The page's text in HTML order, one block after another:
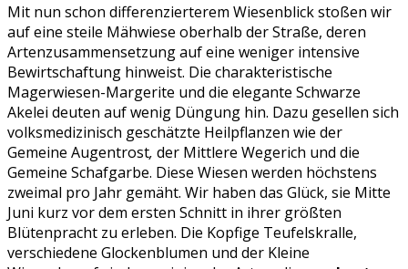
Mit nun schon differenzierterem Wiesenblick stoßen wir
auf eine steile Mähwiese oberhalb der Straße, deren
Artenzusammensetzung auf eine weniger intensive
Bewirtschaftung hinweist. Die charakteristische
Magerwiesen-Margerite und die elegante Schwarze
Akelei deuten auf wenig Düngung hin. Dazu gesellen sich
volksmedizinisch geschätzte Heilpflanzen wie der
Gemeine Augentrost, der Mittlere Wegerich und die
Gemeine Schafgarbe. Diese Wiesen werden höchstens
zweimal pro Jahr gemäht. Wir haben das Glück, sie Mitte
Juni kurz vor dem ersten Schnitt in ihrer größten
Blütenpracht zu erleben. Die Kopfige Teufelskralle,
verschiedene Glockenblumen und der Kleine